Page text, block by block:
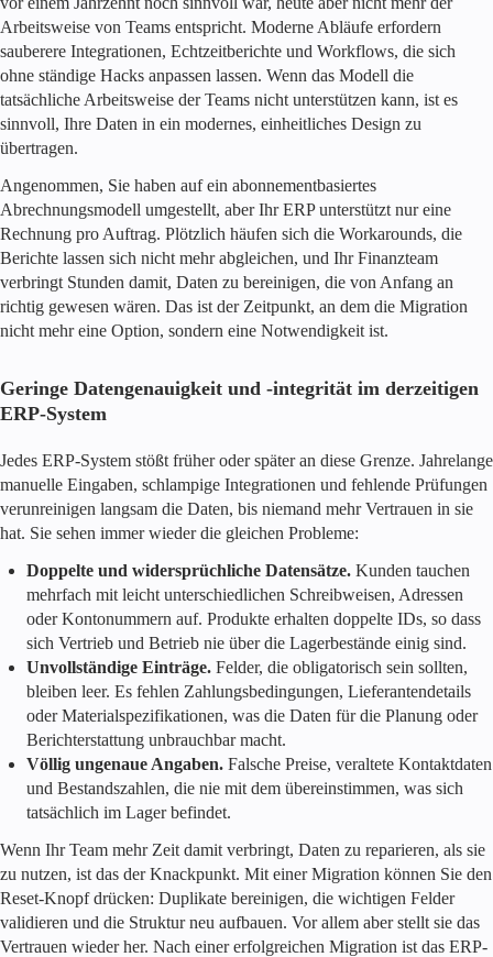
Arbeitsweise von Teams entspricht. Moderne Abläufe erfordern
sauberere Integrationen, Echtzeitberichte und Workflows, die sich
ohne ständige Hacks anpassen lassen. Wenn das Modell die
tatsächliche Arbeitsweise der Teams nicht unterstützen kann, ist es
sinnvoll, Ihre Daten in ein modernes, einheitliches Design zu
übertragen.
Angenommen, Sie haben auf ein abonnementbasiertes
Abrechnungsmodell umgestellt, aber Ihr ERP unterstützt nur eine
Rechnung pro Auftrag. Plötzlich häufen sich die Workarounds, die
Berichte lassen sich nicht mehr abgleichen, und Ihr Finanzteam
verbringt Stunden damit, Daten zu bereinigen, die von Anfang an
richtig gewesen wären. Das ist der Zeitpunkt, an dem die Migration
nicht mehr eine Option, sondern eine Notwendigkeit ist.
Geringe Datengenauigkeit und -integrität im derzeitigen
ERP-System
Jedes ERP-System stößt früher oder später an diese Grenze. Jahrelange
manuelle Eingaben, schlampige Integrationen und fehlende Prüfungen
verunreinigen langsam die Daten, bis niemand mehr Vertrauen in sie
hat. Sie sehen immer wieder die gleichen Probleme:
Doppelte und widersprüchliche Datensätze. Kunden tauchen
mehrfach mit leicht unterschiedlichen Schreibweisen, Adressen
oder Kontonummern auf. Produkte erhalten doppelte IDs, so dass
sich Vertrieb und Betrieb nie über die Lagerbestände einig sind.
Unvollständige Einträge. Felder, die obligatorisch sein sollten,
bleiben leer. Es fehlen Zahlungsbedingungen, Lieferantendetails
oder Materialspezifikationen, was die Daten für die Planung oder
Berichterstattung unbrauchbar macht.
Völlig ungenaue Angaben. Falsche Preise, veraltete Kontaktdaten
und Bestandszahlen, die nie mit dem übereinstimmen, was sich
tatsächlich im Lager befindet.
Wenn Ihr Team mehr Zeit damit verbringt, Daten zu reparieren, als sie
zu nutzen, ist das der Knackpunkt. Mit einer Migration können Sie den
Reset-Knopf drücken: Duplikate bereinigen, die wichtigen Felder
validieren und die Struktur neu aufbauen. Vor allem aber stellt sie das
Vertrauen wieder her. Nach einer erfolgreichen Migration ist das ERP-